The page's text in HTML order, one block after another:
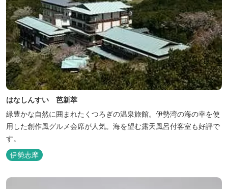
はなしんすい 芭新萃
緑豊かな自然に囲まれたくつろぎの温泉旅館。伊勢湾の海の幸を使
用した創作風グルメ会席が人気。海を望む露天風呂付客室も好評で
す。
伊勢志摩